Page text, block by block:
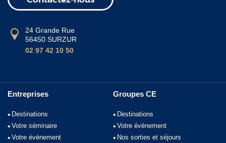
24 Grande Rue
56450 SURZUR
02 97 42 10 50
Entreprises
Destinations
Votre séminaire
Votre évènement
Groupes CE
Destinations
Votre évènement
Nos sorties et séjours